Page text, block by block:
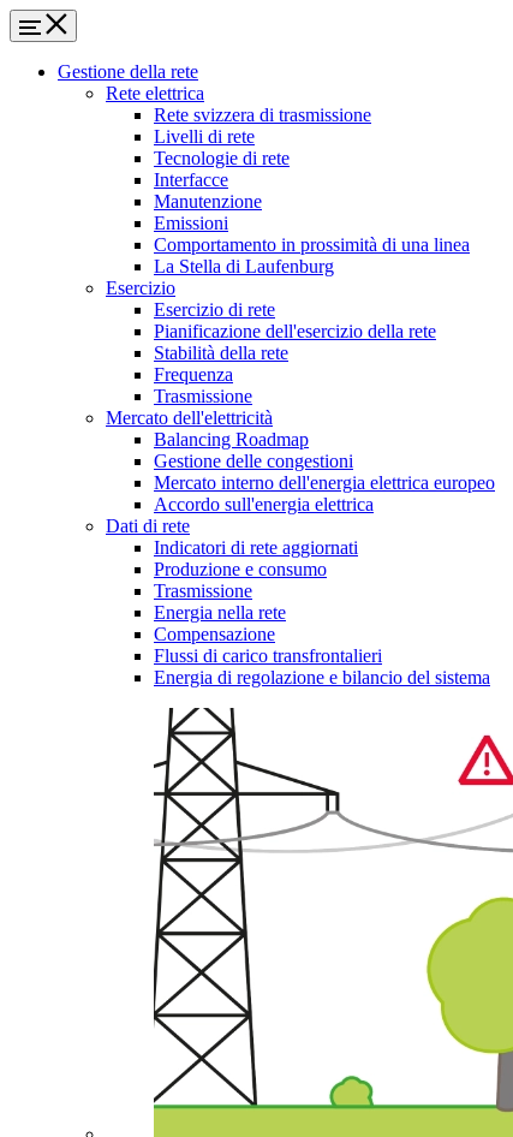
Gestione della rete
Rete elettrica
Rete svizzera di trasmissione
Livelli di rete
Tecnologie di rete
Interfacce
Manutenzione
Emissioni
Comportamento in prossimità di una linea
La Stella di Laufenburg
Esercizio
Esercizio di rete
Pianificazione dell'esercizio della rete
Stabilità della rete
Frequenza
Trasmissione
Mercato dell'elettricità
Balancing Roadmap
Gestione delle congestioni
Mercato interno dell'energia elettrica europeo
Accordo sull'energia elettrica
Dati di rete
Indicatori di rete aggiornati
Produzione e consumo
Trasmissione
Energia nella rete
Compensazione
Flussi di carico transfrontalieri
Energia di regolazione e bilancio del sistema